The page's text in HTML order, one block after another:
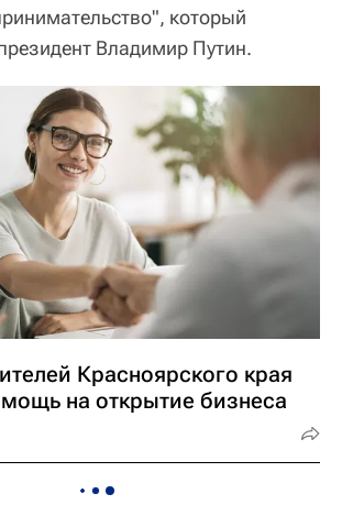
который
Владимир Путин.
Красноярского края
на открытие бизнеса